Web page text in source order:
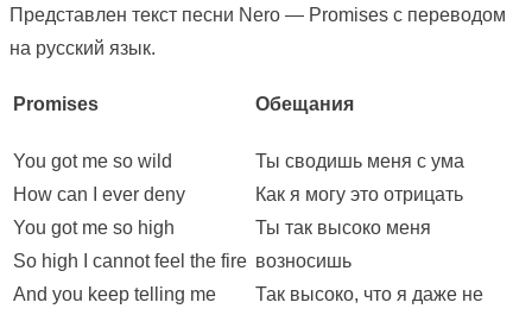
Представлен текст песни Nero — Promises с переводом
на русский язык.
Promises Обещания
You got me so wild
How can I ever deny
You got me so high
So high I cannot feel the fire
And you keep telling me
Ты сводишь меня с ума
Как я могу это отрицать
Ты так высоко меня
возносишь
Так высоко, что я даже не